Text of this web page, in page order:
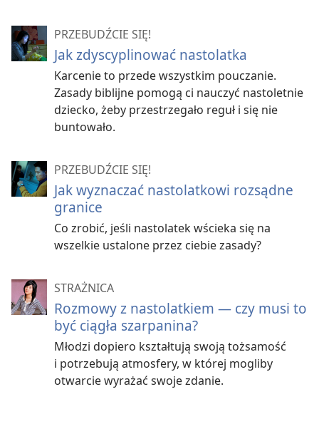
PRZEBUDŹCIE SIĘ!
Jak zdyscyplinować nastolatka
Karcenie to przede wszystkim pouczanie.
Zasady biblijne pomogą ci nauczyć nastoletnie
dziecko, żeby przestrzegało reguł i się nie
buntowało.
PRZEBUDŹCIE SIĘ!
Jak wyznaczać nastolatkowi rozsądne
granice
Co zrobić, jeśli nastolatek wścieka się na
wszelkie ustalone przez ciebie zasady?
STRAŻNICA
Rozmowy z nastolatkiem — czy musi to
być ciągła szarpanina?
Młodzi dopiero kształtują swoją tożsamość
i potrzebują atmosfery, w której mogliby
otwarcie wyrażać swoje zdanie.